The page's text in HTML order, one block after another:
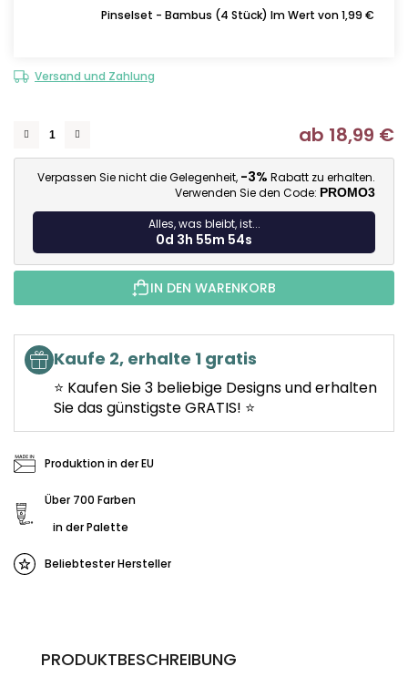
Pinselset - Bambus (4 Stück) Im Wert von 1,99 €
Versand und Zahlung
ab 18,99 €
Verpassen Sie nicht die Gelegenheit, -3% Rabatt zu erhalten.
Verwenden Sie den Code: PROMO3
Alles, was bleibt, ist...
0d 3h 55m 53s
IN DEN WARENKORB
Kaufe 2, erhalte 1 gratis
⭐ Kaufen Sie 3 beliebige Designs und erhalten
Sie das günstigste GRATIS! ⭐
Produktion in der EU
Über 700 Farben
in der Palette
Beliebtester Hersteller
PRODUKTBESCHREIBUNG